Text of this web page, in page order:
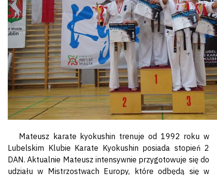
Mateusz karate kyokushin trenuje od 1992 roku w
Lubelskim Klubie Karate Kyokushin posiada stopień 2
DAN. Aktualnie Mateusz intensywnie przygotowuje się do
udziału w Mistrzostwach Europy, które odbędą się w